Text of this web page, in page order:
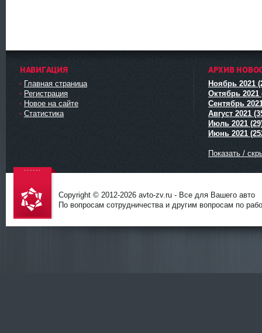
НАВИГАЦИЯ
Главная страница
Регистрация
Новое на сайте
Статистика
АРХИВ
Ноябрь 2021
Октябрь 2021
Сентябрь
Август 2021
Июль 2021
Июнь 2021
Показать /
avto-zv.ru
Copyright © 2012-2026 avto-zv.ru - Все для Вашего авто
По вопросам сотрудничества и другим вопросам по